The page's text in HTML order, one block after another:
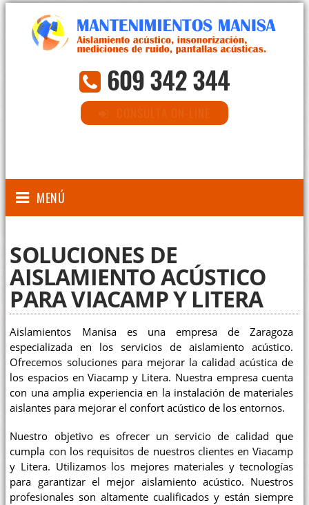
609 342 344
MENÚ
SOLUCIONES DE
AISLAMIENTO ACÚSTICO
PARA VIACAMP Y LITERA
Aislamientos Manisa es una empresa de Zaragoza
especializada en los servicios de aislamiento acústico.
Ofrecemos soluciones para mejorar la calidad acústica de
los espacios en Viacamp y Litera. Nuestra empresa cuenta
con una amplia experiencia en la instalación de materiales
aislantes para mejorar el confort acústico de los entornos.
Nuestro objetivo es ofrecer un servicio de calidad que
cumpla con los requisitos de nuestros clientes en Viacamp
y Litera. Utilizamos los mejores materiales y tecnologías
para garantizar el mejor aislamiento acústico. Nuestros
profesionales son altamente cualificados y están siempre